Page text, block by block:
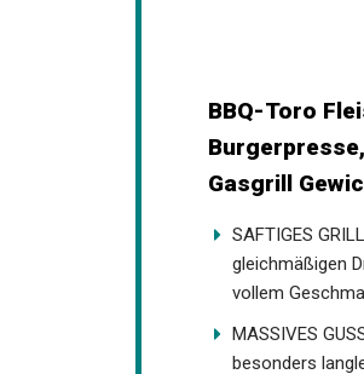
BBQ-Toro
Gasgrill
SAFTIGES
gleichmäßigen
vollem
MASSIVES
besonders